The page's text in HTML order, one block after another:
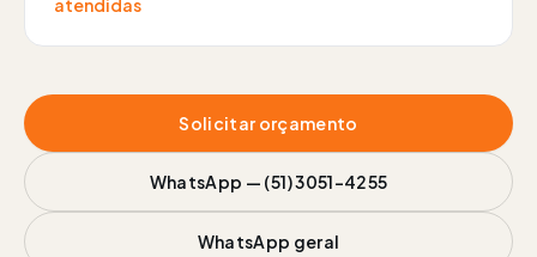
atendidas
Solicitar orçamento
WhatsApp — (51) 3051-4255
WhatsApp geral